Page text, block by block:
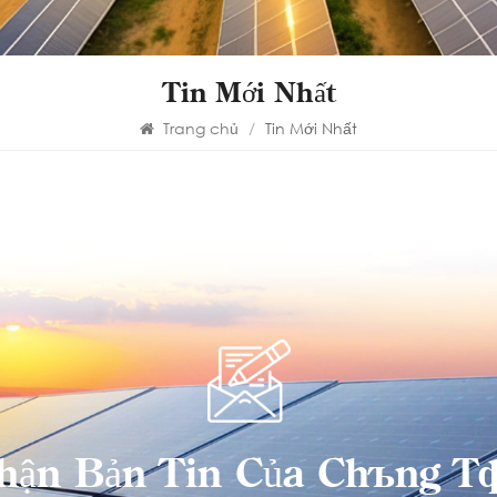
Tin Mới Nhất
Trang chủ / Tin Mới Nhất
Bản Tin Của Chúng